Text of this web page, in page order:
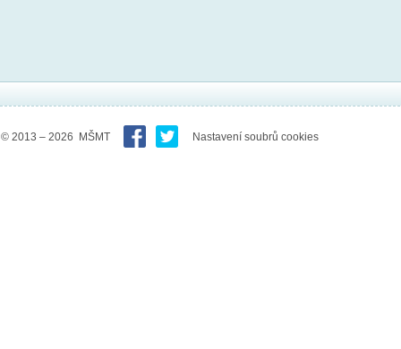
© 2013 – 2026 MŠMT Nastavení soubrů cookies